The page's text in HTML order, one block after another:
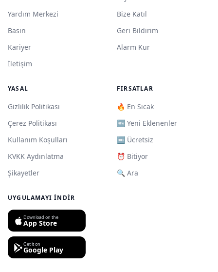
Yardım Merkezi
Basın
Kariyer
İletişim
Bize Katıl
Geri Bildirim
Alarm Kur
YASAL
Gizlilik Politikası
Çerez Politikası
Kullanım Koşulları
KVKK Aydınlatma
Şikayetler
FIRSATLAR
🔥 En Sıcak
🆕 Yeni Eklenenler
🆓 Ücretsiz
⏰ Bitiyor
🔍 Ara
UYGULAMAYI İNDIR
Download on the
App Store
Get it on
Google Play